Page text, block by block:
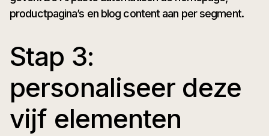
productpagina’s en blog content aan per segment.
Stap 3:
personaliseer deze
vijf elementen